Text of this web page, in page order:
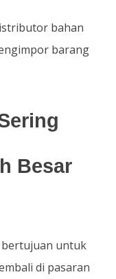
bahan
barang
Besar
untuk
di pasaran